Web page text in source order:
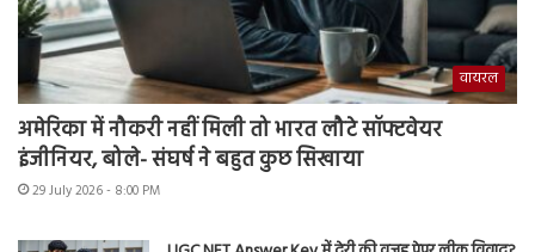
वायरल
अमेरिका में नौकरी नहीं मिली तो भारत लौटे सॉफ्टवेयर
इंजीनियर, बोले- संघर्ष ने बहुत कुछ सिखाया
29 July 2026 - 8:00 PM